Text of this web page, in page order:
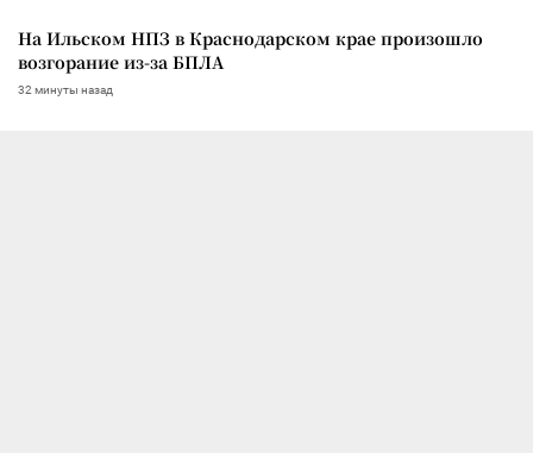
На Ильском НПЗ в Краснодарском крае произошло
возгорание из-за БПЛА
32 минуты назад